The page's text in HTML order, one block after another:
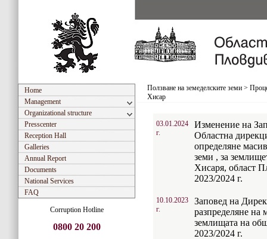
Home
Management
Organizational structure
Presscenter
Reception Hall
Galleries
Annual Report
Documents
National Services
FAQ
Corruption Hotline
0800 20 200
Ползване на земеделските земи >
Хисар
03.01.2024
г.
Изменение на
Областна
определяне
земи , за
Хисаря, област
2023/2024 г.
10.10.2023
г.
Заповед на
разпределяне на
землищата на
2023/2024 г.